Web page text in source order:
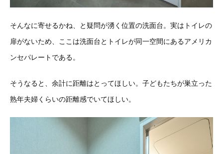
そんなに寄せるかね、と疑問が湧く位置の洗面台。実はトイレの
扉がないため、ここは洗面台とトイレが同一空間にあるアメリカ
ンセパレートである。
そうなると、余計に距離はとってほしい。子どもたちが巣立った
熟年夫婦くらいの距離感でいてほしい。